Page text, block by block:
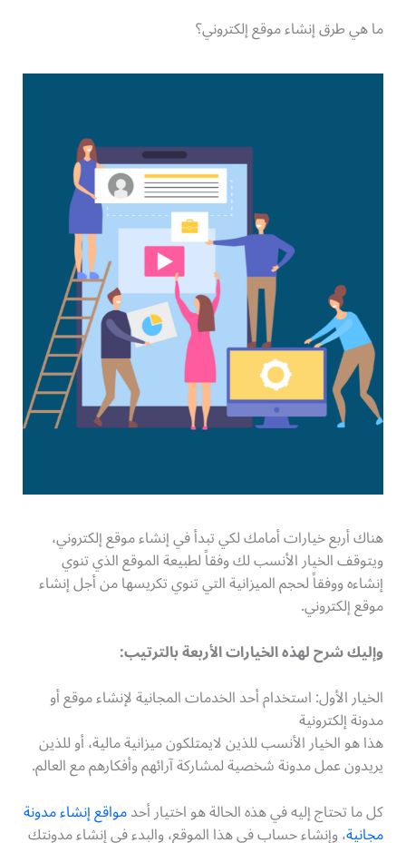
ما هي طرق إنشاء موقع إلكتروني؟
هناك أربع خيارات أمامك لكي تبدأ في إنشاء موقع إلكتروني،
ويتوقف الخيار الأنسب لك وفقاً لطبيعة الموقع الذي تنوي
إنشاءه ووفقاً لحجم الميزانية التي تنوي تكريسها من أجل إنشاء
موقع إلكتروني.
وإليك شرح لهذه الخيارات الأربعة بالترتيب:
الخيار الأول: استخدام أحد الخدمات المجانية لإنشاء موقع أو
مدونة إلكترونية
هذا هو الخيار الأنسب للذين لايمتلكون ميزانية مالية، أو للذين
يريدون عمل مدونة شخصية لمشاركة آرائهم وأفكارهم مع العالم.
كل ما تحتاج إليه في هذه الحالة هو اختيار أحدمواقع إنشاء مدونة
مجانية، وإنشاء حساب في هذا الموقع، والبدء في إنشاء مدونتك